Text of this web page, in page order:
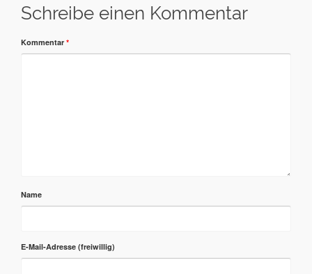
Schreibe einen Kommentar
Kommentar *
Name
E-Mail-Adresse